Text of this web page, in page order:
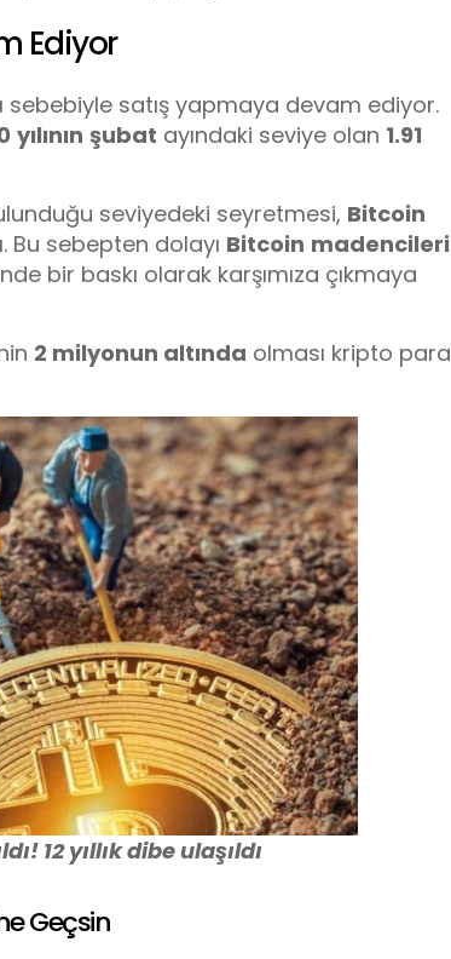
Ediyor
sebebiyle satış yapmaya devam ediyor.
yılının şubat ayındaki seviye olan 1.91
seviyedeki seyretmesi, Bitcoin
Bu sebepten dolayı Bitcoin madencileri
bir baskı olarak karşımıza çıkmaya
2 milyonun altında olması kripto para
12 yıllık dibe ulaşıldı
Geçsin